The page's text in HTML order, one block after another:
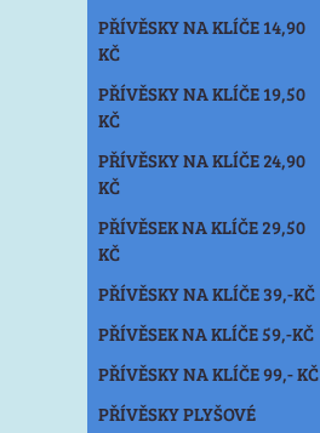
PŘÍVĚSKY NA KLÍČE 14,90
KČ
PŘÍVĚSKY NA KLÍČE 19,50
KČ
PŘÍVĚSKY NA KLÍČE 24,90
KČ
PŘÍVĚSEK NA KLÍČE 29,50
KČ
PŘÍVĚSKY NA KLÍČE 39,-KČ
PŘÍVĚSEK NA KLÍČE 59,-KČ
PŘÍVĚSKY NA KLÍČE 99,- KČ
PŘÍVĚSKY PLYŠOVÉ